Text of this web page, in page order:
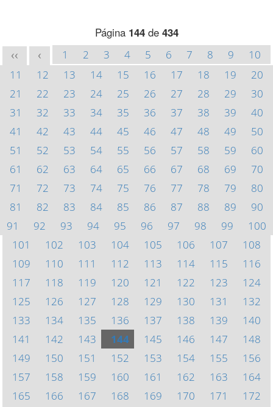
Página 144de 434
<< < 1 2 3 4 5 6 7 8 9
10
11
12 13 14 15 16 17 18 19
20
21
22 23 24 25 26 27 28 29
30
31
32 33 34 35 36 37 38 39
40
41
42 43 44 45 46 47 48 49
50
51
52 53 54 55 56 57 58 59
60
61
62 63 64 65 66 67 68 69
70
71
72 73 74 75 76 77 78 79
80
81
82 83 84 85 86 87 88 89
90
91
92 93 94 95 96 97 98 99
100
101
102 103 104 105 106 107
108
109
110 111 112 113 114 115
116
117
118 119 120 121 122 123
124
125
126 127 128 129 130 131
132
133
134 135 136 137 138 139
140
141
142 143 144 145 146 147
148
149
150 151 152 153 154 155
156
157
158 159 160 161 162 163
164
165
166 167 168 169 170 171
172